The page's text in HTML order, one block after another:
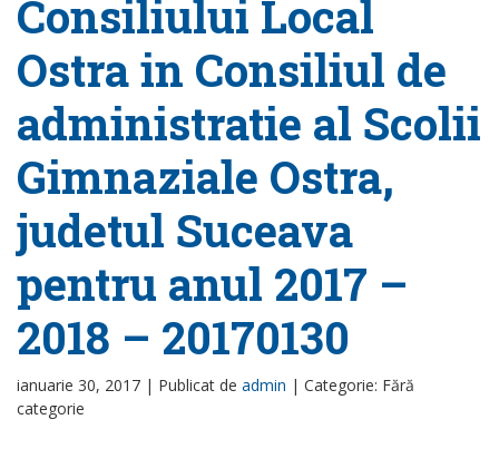
Consiliului Local
Ostra in Consiliul de
administratie al Scolii
Gimnaziale Ostra,
judetul Suceava
pentru anul 2017 –
2018 – 20170130
ianuarie 30, 2017 | Publicat de admin | Categorie: Fără
categorie